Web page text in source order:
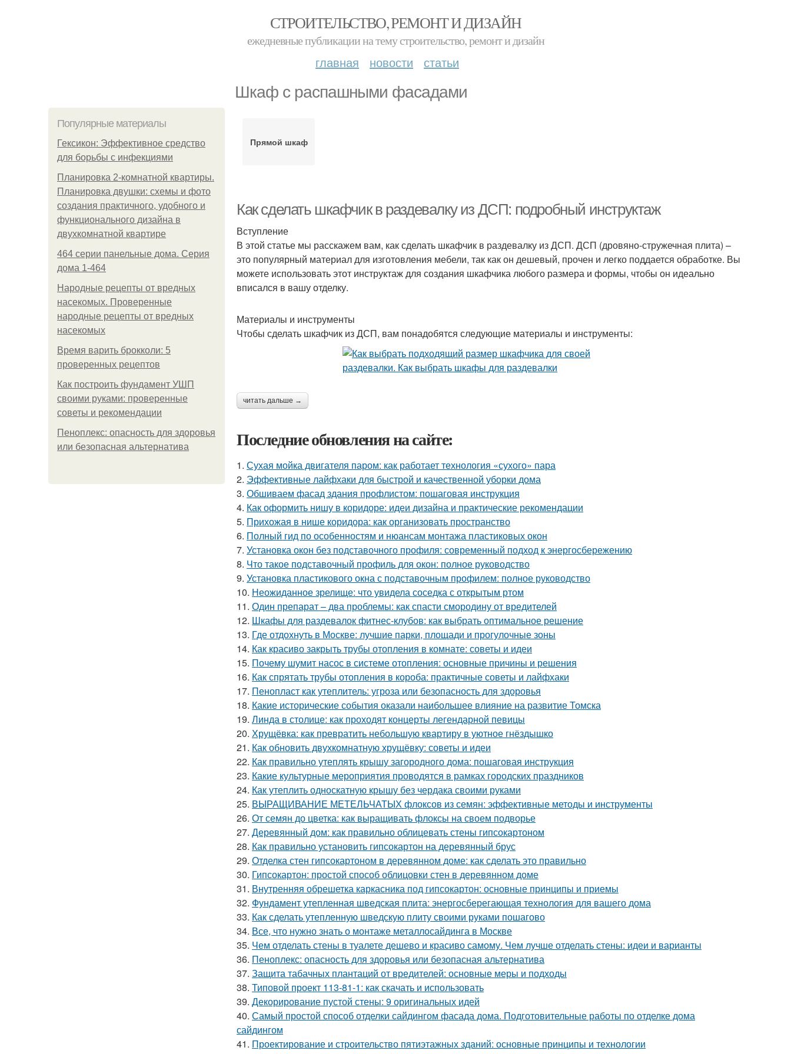
СТРОИТЕЛЬСТВО, РЕМОНТ И ДИЗАЙН
ежедневные публикации на тему строительство, ремонт и дизайн
главная новости статьи
Шкаф с распашными фасадами
Популярные материалы
Гексикон: Эффективное средство
для борьбы с инфекциями
Планировка 2-комнатной квартиры.
Планировка двушки: схемы и фото
создания практичного, удобного и
функционального дизайна в
двухкомнатной квартире
464 серии панельные дома. Серия
дома 1-464
Народные рецепты от вредных
насекомых. Проверенные
народные рецепты от вредных
насекомых
Время варить брокколи: 5
проверенных рецептов
Как построить фундамент УШП
своими руками: проверенные
советы и рекомендации
Пеноплекс: опасность для здоровья
или безопасная альтернатива
Прямой шкаф
Как сделать шкафчик в раздевалку из ДСП: подробный инструктаж
Вступление
В этой статье мы расскажем вам, как сделать шкафчик в раздевалку из ДСП. ДСП (дровяно-стружечная плита) –
это популярный материал для изготовления мебели, так как он дешевый, прочен и легко поддается обработке. Вы
можете использовать этот инструктаж для создания шкафчика любого размера и формы, чтобы он идеально
вписался в вашу отделку.
Материалы и инструменты
Чтобы сделать шкафчик из ДСП, вам понадобятся следующие материалы и инструменты:
читать дальше →
Последние обновления на сайте:
1. Сухая мойка двигателя паром: как работает технология «сухого» пара
2. Эффективные лайфхаки для быстрой и качественной уборки дома
3. Обшиваем фасад здания профлистом: пошаговая инструкция
4. Как оформить нишу в коридоре: идеи дизайна и практические рекомендации
5. Прихожая в нише коридора: как организовать пространство
6. Полный гид по особенностям и нюансам монтажа пластиковых окон
7. Установка окон без подставочного профиля: современный подход к энергосбережению
8. Что такое подставочный профиль для окон: полное руководство
9. Установка пластикового окна с подставочным профилем: полное руководство
10. Неожиданное зрелище: что увидела соседка с открытым ртом
11. Один препарат – два проблемы: как спасти смородину от вредителей
12. Шкафы для раздевалок фитнес-клубов: как выбрать оптимальное решение
13. Где отдохнуть в Москве: лучшие парки, площади и прогулочные зоны
14. Как красиво закрыть трубы отопления в комнате: советы и идеи
15. Почему шумит насос в системе отопления: основные причины и решения
16. Как спрятать трубы отопления в короба: практичные советы и лайфхаки
17. Пенопласт как утеплитель: угроза или безопасность для здоровья
18. Какие исторические события оказали наибольшее влияние на развитие Томска
19. Линда в столице: как проходят концерты легендарной певицы
20. Хрущёвка: как превратить небольшую квартиру в уютное гнёздышко
21. Как обновить двухкомнатную хрущёвку: советы и идеи
22. Как правильно утеплять крышу загородного дома: пошаговая инструкция
23. Какие культурные мероприятия проводятся в рамках городских праздников
24. Как утеплить односкатную крышу без чердака своими руками
25. ВЫРАЩИВАНИЕ МЕТЕЛЬЧАТЫХ флоксов из семян: эффективные методы и инструменты
26. От семян до цветка: как выращивать флоксы на своем подворье
27. Деревянный дом: как правильно облицевать стены гипсокартоном
28. Как правильно установить гипсокартон на деревянный брус
29. Отделка стен гипсокартоном в деревянном доме: как сделать это правильно
30. Гипсокартон: простой способ облицовки стен в деревянном доме
31. Внутренняя обрешетка каркасника под гипсокартон: основные принципы и приемы
32. Фундамент утепленная шведская плита: энергосберегающая технология для вашего дома
33. Как сделать утепленную шведскую плиту своими руками пошагово
34. Все, что нужно знать о монтаже металлосайдинга в Москве
35. Чем отделать стены в туалете дешево и красиво самому. Чем лучше отделать стены: идеи и варианты
36. Пеноплекс: опасность для здоровья или безопасная альтернатива
37. Защита табачных плантаций от вредителей: основные меры и подходы
38. Типовой проект 113-81-1: как скачать и использовать
39. Декорирование пустой стены: 9 оригинальных идей
40. Самый простой способ отделки сайдингом фасада дома. Подготовительные работы по отделке дома
сайдингом
41. Проектирование и строительство пятиэтажных зданий: основные принципы и технологии